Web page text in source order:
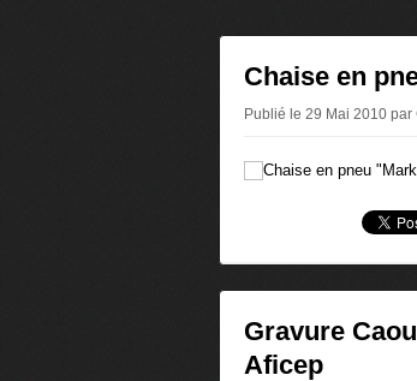
Chaise en
Publié le 29 Mai 2010 par
Gravure
Aficep